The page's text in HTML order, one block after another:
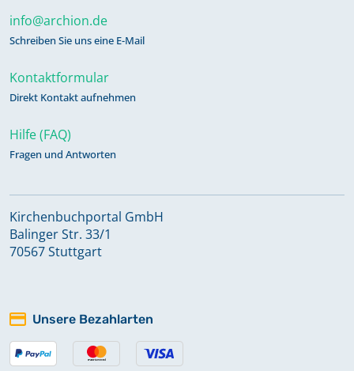
info@archion.de
Schreiben Sie uns eine E-Mail
Kontaktformular
Direkt Kontakt aufnehmen
Hilfe (FAQ)
Fragen und Antworten
Kirchenbuchportal GmbH
Balinger Str. 33/1
70567 Stuttgart
Unsere Bezahlarten